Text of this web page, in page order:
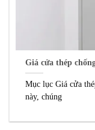
Giá cửa thép
Mục lục Giá cửa
này, chúng